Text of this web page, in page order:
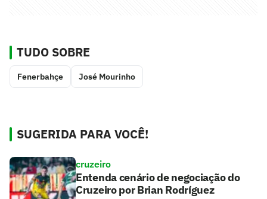
TUDO SOBRE
Fenerbahçe José Mourinho
SUGERIDA PARA VOCÊ!
cruzeiro
Entenda cenário de negociação do
Cruzeiro por Brian Rodríguez